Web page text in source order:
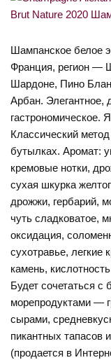
Шампанское белое
Франция, регион —
Шардоне, Пино
Арбан. Элегантное,
гастрономическое.
Классический
бутылках. Аромат:
кремовые нотки,
сухая шкурка
дрожжи, гербарий,
чуть сладковатое,
оксидация,
сухотравье,
камень,
Будет сочетаться с
морепродуктами —
сырами,
пикантных тапасов
(продается в